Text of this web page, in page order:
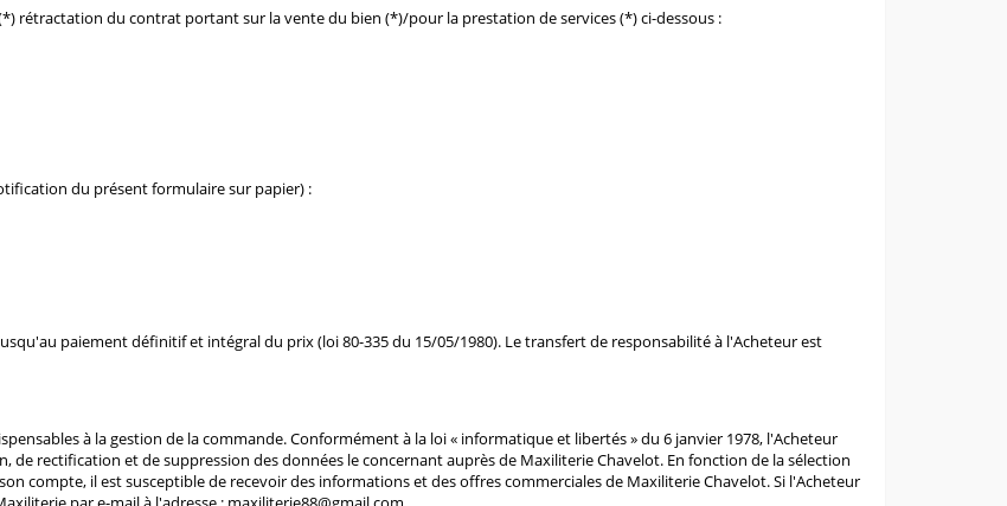
rétractation du contrat portant sur la vente du bien (*)/pour la prestation de services (*) ci-dessous :
du présent formulaire sur papier) :
paiement définitif et intégral du prix (loi 80-335 du 15/05/1980). Le transfert de responsabilité à l'Acheteur est
à la gestion de la commande. Conformément à la loi « informatique et libertés » du 6 janvier 1978, l'Acheteur
rectification et de suppression des données le concernant auprès de Maxiliterie Chavelot. En fonction de la sélection
compte, il est susceptible de recevoir des informations et des offres commerciales de Maxiliterie Chavelot. Si l'Acheteur